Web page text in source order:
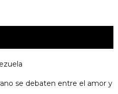
se debaten entre el amor y